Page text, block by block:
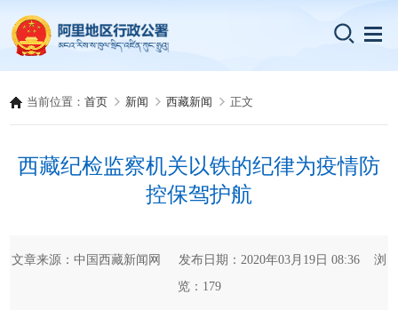
当前位置：首页 新闻 西藏新闻 正文
西藏纪检监察机关以铁的纪律为疫情防
控保驾护航
文章来源：中国西藏新闻网 发布日期：2020年03月19日 08:36 浏
览： 179